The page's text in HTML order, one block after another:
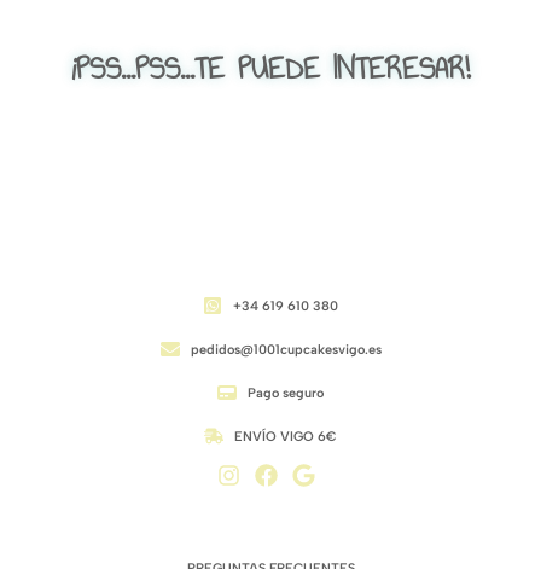
¡PSS...PSS...TE PUEDE INTERESAR!
+34 619 610 380
pedidos@1001cupcakesvigo.es
Pago seguro
ENVÍO VIGO 6€